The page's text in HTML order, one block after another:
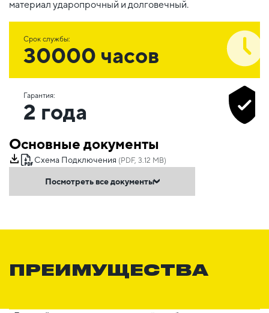
материал ударопрочный и долговечный.
Срок службы:
30000 часов
Гарантия:
2 года
Основные документы
Схема Подключения (PDF, 3.12 MB)
Посмотреть все документы
ПРЕИМУЩЕСТВА